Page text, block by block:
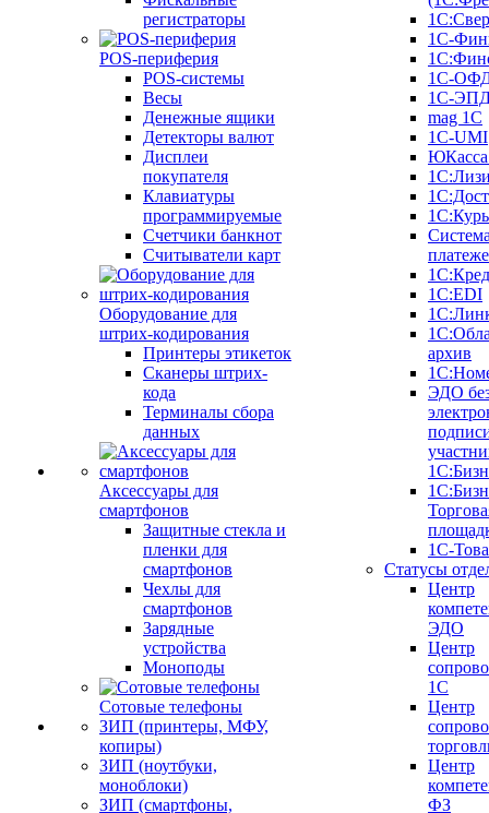
регистраторы
POS-периферия
POS-системы
Весы
Денежные ящики
Детекторы валют
Дисплеи
покупателя
Клавиатуры
программируемые
Счетчики банкнот
Считыватели карт
Оборудование для
штрих-кодирования
Принтеры этикеток
Сканеры штрих-
кода
Терминалы сбора
данных
Аксессуары для
смартфонов
Защитные стекла и
пленки для
смартфонов
Чехлы для
смартфонов
Зарядные
устройства
Моноподы
Сотовые телефоны
ЗИП (принтеры, МФУ,
копиры)
ЗИП (ноутбуки,
моноблоки)
ЗИП (смартфоны,
1С-
1С-
1С-
mag 1C
1C-UMI
1С:EDI
архив
ЭДО
1С-
Статусы
Центр
ЭДО
Центр
1С
Центр
Центр
ФЗ